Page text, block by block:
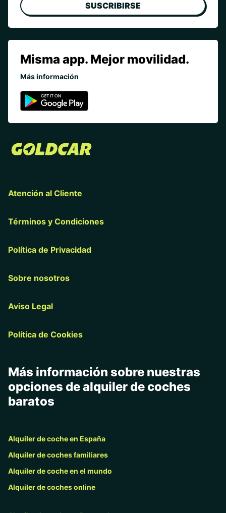
SUSCRIBIRSE
Misma app. Mejor movilidad.
Más información
Atención al Cliente
Términos y Condiciones
Política de Privacidad
Sobre nosotros
Aviso Legal
Política de Cookies
Más información sobre nuestras
opciones de alquiler de coches
baratos
Alquiler de coche en España
Alquiler de coches familiares
Alquiler de coche en el mundo
Alquiler de coches online